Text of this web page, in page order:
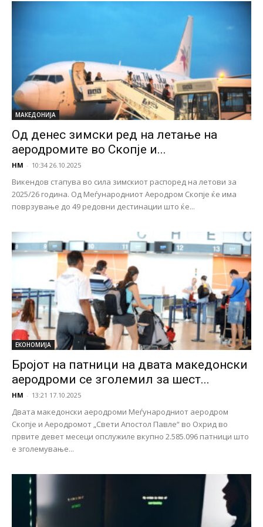
МАКЕДОНИЈА
Од денес зимски ред на летање на
аеродромите во Скопје и...
НМ - 10:34 26.10.2025
Викендов стапува во сила зимскиот распоред на летови за
2025/26 година. Од Меѓународниот Аеродром Скопјe ќе има
поврзување до 49 редовни дестинации што ќе...
ЕКОНОМИЈА
Бројот на патници на двата македонски
аеродроми се зголемил за шест...
НМ - 13:21 17.10.2025
Двата македонски аеродроми Меѓународниот аеродром
Скопје и Аеродромот „Свети Апостол Павле“ во Охрид во
првите девет месеци опслужиле вкупно 2.585.096 патници што
е зголемување...